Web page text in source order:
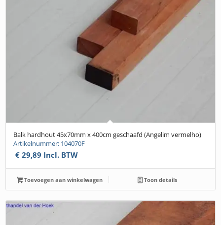
Balk hardhout 45x70mm x 400cm geschaafd (Angelim vermelho)
Artikelnummer: 104070F
€ 29,89 Incl. BTW
Toevoegen aan winkelwagen Toon details